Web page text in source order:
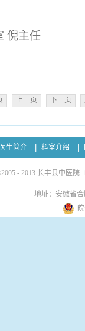
倪主任
上一页 下一页
医生简介 科室介绍
- 2013 长丰县中医院
地址：安徽省